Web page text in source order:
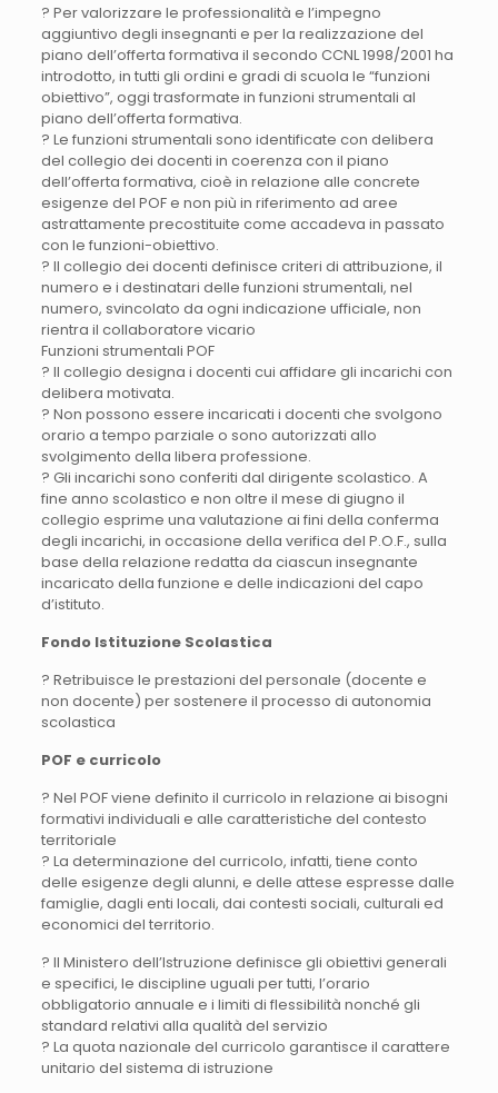
? Per valorizzare le professionalità e l’impegno
aggiuntivo degli insegnanti e per la realizzazione del
piano dell’offerta formativa il secondo CCNL 1998/2001 ha
introdotto, in tutti gli ordini e gradi di scuola le “funzioni
obiettivo”, oggi trasformate in funzioni strumentali al
piano dell’offerta formativa.
? Le funzioni strumentali sono identificate con delibera
del collegio dei docenti in coerenza con il piano
dell’offerta formativa, cioè in relazione alle concrete
esigenze del POF e non più in riferimento ad aree
astrattamente precostituite come accadeva in passato
con le funzioni-obiettivo.
? Il collegio dei docenti definisce criteri di attribuzione, il
numero e i destinatari delle funzioni strumentali, nel
numero, svincolato da ogni indicazione ufficiale, non
rientra il collaboratore vicario
Funzioni strumentali POF
? Il collegio designa i docenti cui affidare gli incarichi con
delibera motivata.
? Non possono essere incaricati i docenti che svolgono
orario a tempo parziale o sono autorizzati allo
svolgimento della libera professione.
? Gli incarichi sono conferiti dal dirigente scolastico. A
fine anno scolastico e non oltre il mese di giugno il
collegio esprime una valutazione ai fini della conferma
degli incarichi, in occasione della verifica del P.O.F., sulla
base della relazione redatta da ciascun insegnante
incaricato della funzione e delle indicazioni del capo
d’istituto.
Fondo Istituzione Scolastica
? Retribuisce le prestazioni del personale (docente e
non docente) per sostenere il processo di autonomia
scolastica
POF e curricolo
? Nel POF viene definito il curricolo in relazione ai bisogni
formativi individuali e alle caratteristiche del contesto
territoriale
? La determinazione del curricolo, infatti, tiene conto
delle esigenze degli alunni, e delle attese espresse dalle
famiglie, dagli enti locali, dai contesti sociali, culturali ed
economici del territorio.
? Il Ministero dell’Istruzione definisce gli obiettivi generali
e specifici, le discipline uguali per tutti, l’orario
obbligatorio annuale e i limiti di flessibilità nonché gli
standard relativi alla qualità del servizio
? La quota nazionale del curricolo garantisce il carattere
unitario del sistema di istruzione